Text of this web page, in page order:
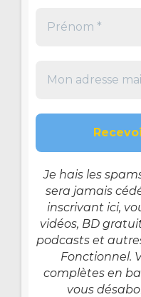
Je hais les
sera jamais
inscrivant ici,
vidéos, BD
podcasts et
Fonctionnel.
complètes en
vous